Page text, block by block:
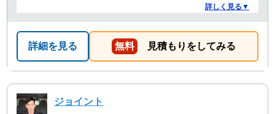
ら作業当日まで終始スムーズ。運び出し・運び込みの作
プロ目線でアドバイスをしてくれて、とても助かりまし
た。作業の質も人柄も良く、安心して任せられる業者さ
んだと感じました。また機会があったら是非利用させて
いただきます。
詳しく見る▼
詳細を見る 無料 見積もりをしてみる
ジョイント